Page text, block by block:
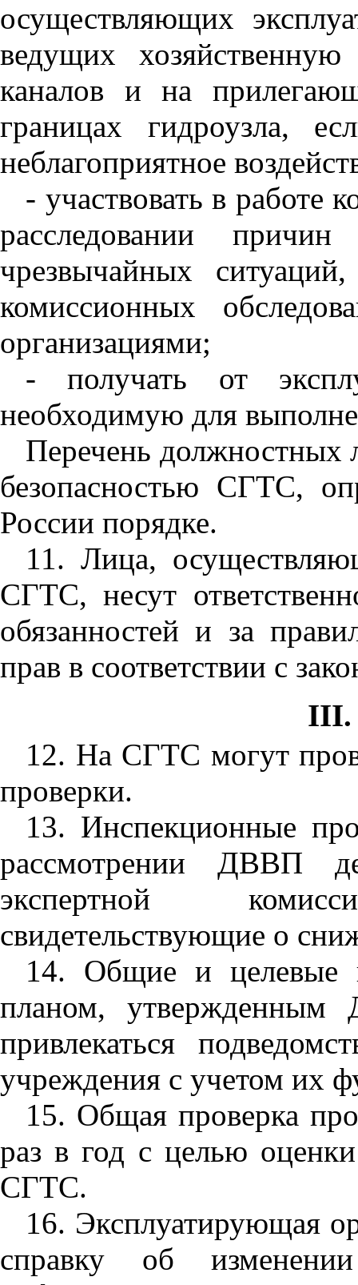
осуществляющих
ведущих
каналов и на
границах гидроузла,
неблагоприятное
- участвовать в работе
расследовании
чрезвычайных
комиссионных
организациями;
- получать от
необходимую для
Перечень должностных
безопасностью СГТС,
России порядке.
11. Лица,
СГТС, несут
обязанностей и за
прав в соответствии с
12. На СГТС могут
проверки.
13. Инспекционные
рассмотрении ДВВП
экспертной
свидетельствующие о
14. Общие и целевые
планом, утвержденным
привлекаться
учреждения с учетом их
15. Общая проверка
раз в год с целью
СГТС.
16. Эксплуатирующая
справку об